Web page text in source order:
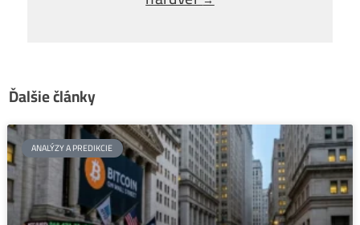
←Hybridná budúcnosť: Marže
ťažiarov Bitcoinu sa zužujú